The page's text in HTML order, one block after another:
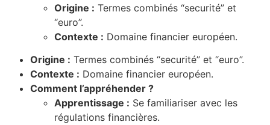
Origine : Termes combinés “securité” et
“euro”.
Contexte : Domaine financier européen.
Origine : Termes combinés “securité” et “euro”.
Contexte : Domaine financier européen.
Comment l’appréhender ?
Apprentissage : Se familiariser avec les
régulations financières.